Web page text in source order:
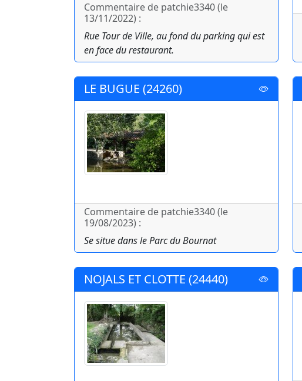
Commentaire de patchie3340 (le
13/11/2022) :
Rue Tour de Ville, au fond du parking qui est
en face du restaurant.
LE BUGUE (24260)
Commentaire de patchie3340 (le
19/08/2023) :
Se situe dans le Parc du Bournat
NOJALS ET CLOTTE (24440)